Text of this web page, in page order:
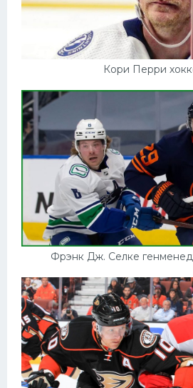
Кори Перри
Фрэнк Дж. Селке